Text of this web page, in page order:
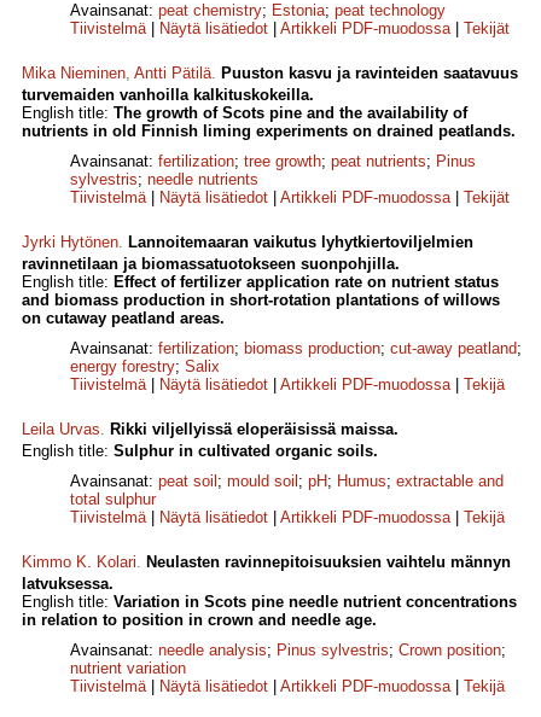
Avainsanat: peat chemistry; Estonia; peat technology
Tiivistelmä| Näytä lisätiedot Artikkeli PDF-muodossa| Tekijät
Mika Nieminen, Antti Pätilä. Puuston kasvu ja ravinteiden saatavuus
turvemaiden vanhoilla kalkituskokeilla.
English title: The growth of Scots pine and the availability of
nutrients in old Finnish liming experiments on drained peatlands.
Avainsanat: fertilization; tree growth; peat nutrients; Pinus
sylvestris; needle nutrients
Tiivistelmä| Näytä lisätiedot Artikkeli PDF-muodossa| Tekijät
Jyrki Hytönen. Lannoitemaaran vaikutus lyhytkiertoviljelmien
ravinnetilaan ja biomassatuotokseen suonpohjilla.
English title: Effect of fertilizer application rate on nutrient status
and biomass production in short-rotation plantations of willows
on cut­away peatland areas.
Avainsanat: fertilization; biomass production; cut-away peatland;
energy forestry; Salix
Tiivistelmä| Näytä lisätiedot Artikkeli PDF-muodossa| Tekijä
Leila Urvas. Rikki viljellyissä eloperäisissä maissa.
English title: Sulphur in cultivated organic soils.
Avainsanat: peat soil ; mould soil ; pH; Humus; extractable and
total sulphur
Tiivistelmä| Näytä lisätiedot Artikkeli PDF-muodossa| Tekijä
Kimmo K. Kolari. Neulasten ravinnepitoisuuksien vaihtelu männyn
latvuksessa.
English title: Variation in Scots pine needle nutrient con­centrations
in relation to position in crown and needle age.
Avainsanat: needle analysis; Pinus sylvestris; Crown position;
nutrient variation
Tiivistelmä| Näytä lisätiedot Artikkeli PDF-muodossa| Tekijä